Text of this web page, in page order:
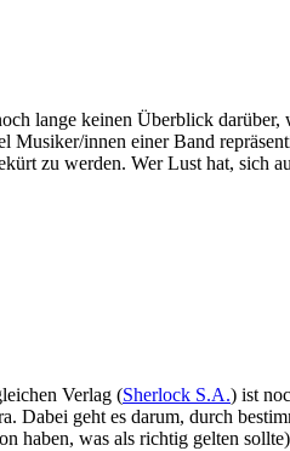
lange keinen Überblick darüber,
Musiker/innen einer Band
zu werden. Wer Lust hat, sich
Verlag (Sherlock S.A.) ist
Dabei geht es darum, durch
haben, was als richtig gelten